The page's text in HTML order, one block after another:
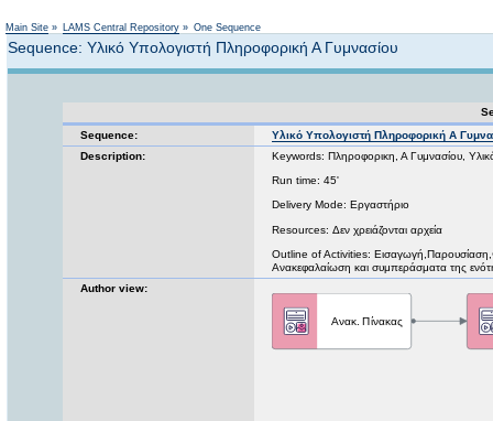
Main Site » LAMS Central Repository » One Sequence
Sequence: Υλικό Υπολογιστή Πληροφορική Α Γυμνασίου
Sequence:
Υλικό Υπολογιστή Πληροφορική Α
Description:
Keywords: Πληροφορικη, Α Γυμνασίου,
Run time: 45'
Delivery Mode: Εργαστήριο
Resources: Δεν χρειάζονται αρχεία
Outline of Activities:
Ανακεφαλαίωση και συμπεράσματα της
Author view: